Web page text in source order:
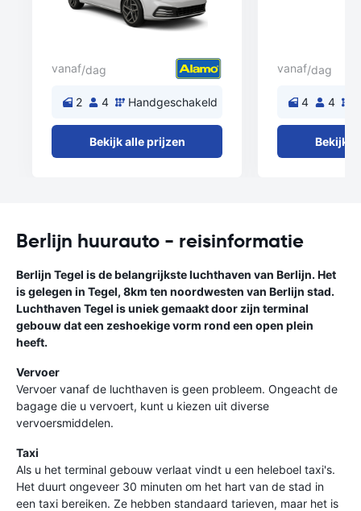
vanaf/dag
2 4 Handgeschakeld
Bekijk alle prijzen
vanaf/dag
4 4
Bekijk
Berlijn huurauto - reisinformatie
Berlijn Tegel is de belangrijkste luchthaven van Berlijn. Het
is gelegen in Tegel, 8km ten noordwesten van Berlijn stad.
Luchthaven Tegel is uniek gemaakt door zijn terminal
gebouw dat een zeshoekige vorm rond een open plein
heeft.
Vervoer
Vervoer vanaf de luchthaven is geen probleem. Ongeacht de
bagage die u vervoert, kunt u kiezen uit diverse
vervoersmiddelen.
Taxi
Als u het terminal gebouw verlaat vindt u een heleboel taxi's.
Het duurt ongeveer 30 minuten om het hart van de stad in
een taxi bereiken. Ze hebben standaard tarieven, maar het is